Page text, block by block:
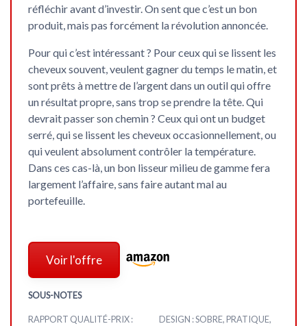
réfléchir avant d’investir. On sent que c’est un bon
produit, mais pas forcément la révolution annoncée.
Pour qui c’est intéressant ? Pour ceux qui se lissent les
cheveux souvent, veulent gagner du temps le matin, et
sont prêts à mettre de l’argent dans un outil qui offre
un résultat propre, sans trop se prendre la tête. Qui
devrait passer son chemin ? Ceux qui ont un budget
serré, qui se lissent les cheveux occasionnellement, ou
qui veulent absolument contrôler la température.
Dans ces cas-là, un bon lisseur milieu de gamme fera
largement l’affaire, sans faire autant mal au
portefeuille.
Voir l'offre
SOUS-NOTES
RAPPORT QUALITÉ-PRIX :
DESIGN : SOBRE, PRATIQUE,